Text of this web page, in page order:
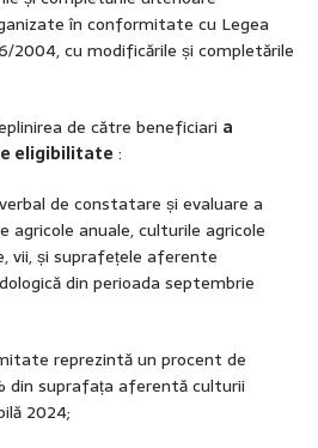
în conformitate cu Legea
2004, cu modificările și completările
de către beneficiari a
eligibilitate :
de constatare și evaluare a
agricole anuale, culturile agricole
vii, și suprafețele aferente
din perioada septembrie
reprezintă un procent de
din suprafața aferentă culturii
2024;